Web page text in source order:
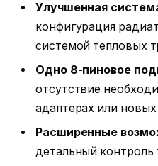
Улучшенная
конфигурация
системой тепловых
Одно 8-пиновое
отсутствие
адаптерах или новых
Расширенные
детальный